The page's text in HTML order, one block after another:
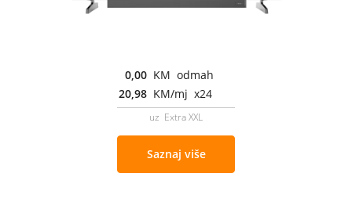
0,00 KM odmah
20,98 KM/mj x24
uz Extra XXL
Saznaj više